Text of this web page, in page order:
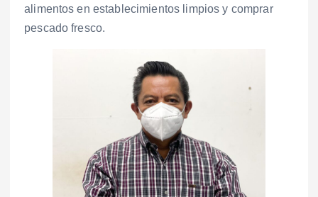
alimentos en establecimientos limpios y comprar
pescado fresco.